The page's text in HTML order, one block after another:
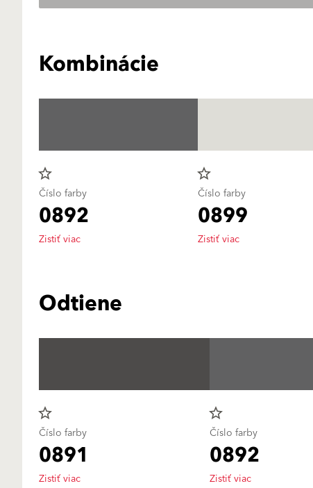
Kombinácie
star_border
Číslo farby
0892
Zistiť viac
star_border
Číslo farby
0899
Zistiť viac
Odtiene
star_border
Číslo farby
0891
Zistiť viac
star_border
Číslo farby
0892
Zistiť viac